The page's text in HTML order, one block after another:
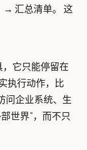
→ 汇总清单。 这
它只能停留在
执行动作，比
问企业系统、生
世界”，而不只